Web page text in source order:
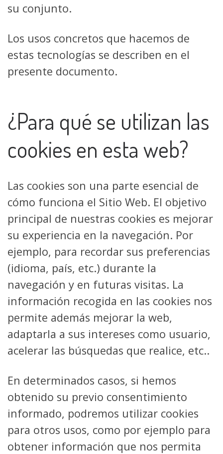
su conjunto.
Los usos concretos que hacemos de
estas tecnologías se describen en el
presente documento.
¿Para qué se utilizan las
cookies en esta web?
Las cookies son una parte esencial de
cómo funciona el Sitio Web. El objetivo
principal de nuestras cookies es mejorar
su experiencia en la navegación. Por
ejemplo, para recordar sus preferencias
(idioma, país, etc.) durante la
navegación y en futuras visitas. La
información recogida en las cookies nos
permite además mejorar la web,
adaptarla a sus intereses como usuario,
acelerar las búsquedas que realice, etc..
En determinados casos, si hemos
obtenido su previo consentimiento
informado, podremos utilizar cookies
para otros usos, como por ejemplo para
obtener información que nos permita